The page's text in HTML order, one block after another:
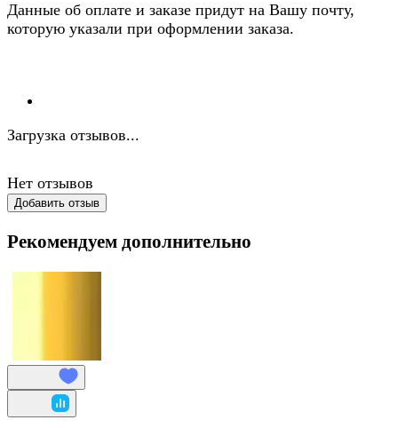
Данные об оплате и заказе придут на Вашу почту,
которую указали при оформлении заказа.
Загрузка отзывов...
Нет отзывов
Добавить отзыв
Рекомендуем дополнительно